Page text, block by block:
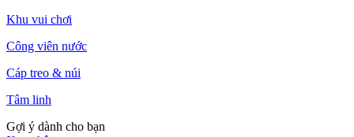
Khu vui chơi
Công viên nước
Cáp treo & núi
Tâm linh
Gợi ý dành cho bạn